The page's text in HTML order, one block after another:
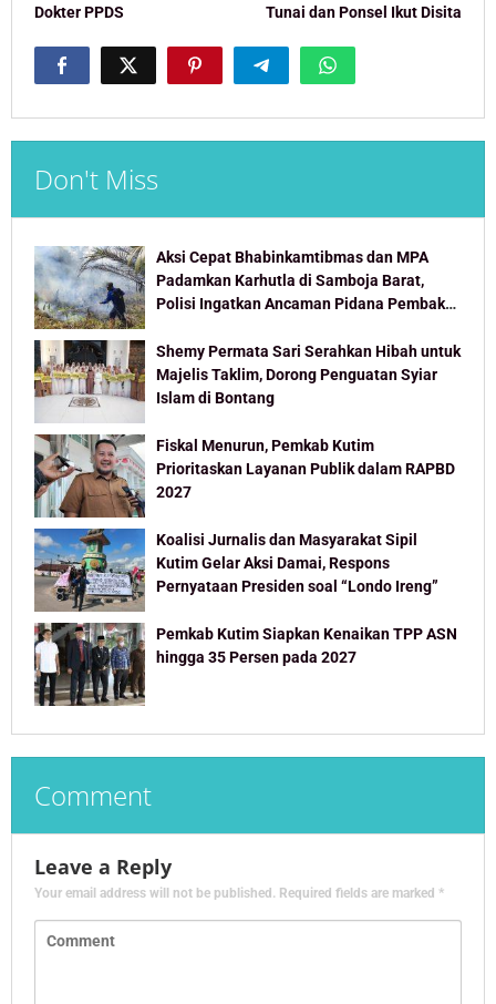
Dokter PPDS
Tunai dan Ponsel Ikut Disita
Don't Miss
Aksi Cepat Bhabinkamtibmas dan MPA
Padamkan Karhutla di Samboja Barat,
Polisi Ingatkan Ancaman Pidana Pembakar
Shemy Permata Sari Serahkan Hibah untuk
Majelis Taklim, Dorong Penguatan Syiar
Islam di Bontang
Fiskal Menurun, Pemkab Kutim
Prioritaskan Layanan Publik dalam RAPBD
2027
Koalisi Jurnalis dan Masyarakat Sipil
Kutim Gelar Aksi Damai, Respons
Pernyataan Presiden soal “Londo Ireng”
Pemkab Kutim Siapkan Kenaikan TPP ASN
hingga 35 Persen pada 2027
Comment
Leave a Reply
Your email address will not be published. Required fields are marked *